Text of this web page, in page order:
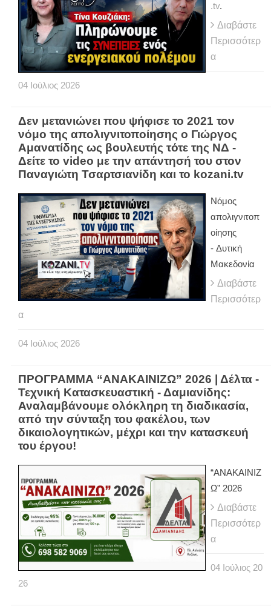
.tv.
Διαβάστε
Περισσότερ
α
04 Ιούλιος 2026
Δεν μετανιώνει που ψήφισε το 2021 τον
νόμο της απολιγνιτοποίησης ο Γιώργος
Αμανατίδης ως βουλευτής τότε της ΝΔ -
Δείτε το video με την απάντησή του στον
Παναγιώτη Τσαρτσιανίδη και το kozani.tv
Νόμος
απολιγνιτοπ
οίησης
- Δυτική
Μακεδονία
Διαβάστε
Περισσότερ
α
04 Ιούλιος 2026
ΠΡΟΓΡΑΜΜΑ “ΑΝΑΚΑΙΝΙΖΩ” 2026 | Δέλτα -
Τεχνική Κατασκευαστική - Δαμιανίδης:
Αναλαμβάνουμε ολόκληρη τη διαδικασία,
από την σύνταξη του φακέλου, των
δικαιολογητικών, μέχρι και την κατασκευή
του έργου!
“ΑΝΑΚΑΙΝΙΖ
Ω” 2026
Διαβάστε
Περισσότερ
α
04 Ιούλιος 20
26